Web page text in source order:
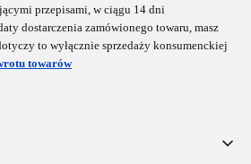
przepisami, w ciągu 14 dni
dostarczenia zamówionego towaru, masz
to wyłącznie sprzedaży konsumenckiej
towarów